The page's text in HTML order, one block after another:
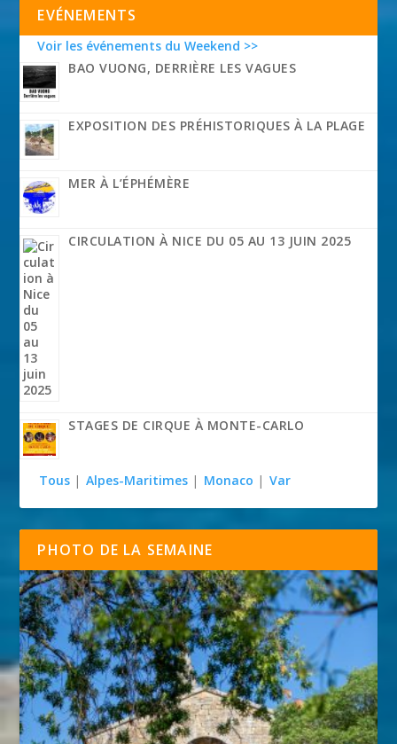
EVÉNEMENTS
Voir les événements du Weekend >>
BAO VUONG, DERRIÈRE LES VAGUES
EXPOSITION DES PRÉHISTORIQUES À LA PLAGE
MER À L’ÉPHÉMÈRE
CIRCULATION À NICE DU 05 AU 13 JUIN 2025
STAGES DE CIRQUE À MONTE-CARLO
Tous | Alpes-Maritimes | Monaco | Var
PHOTO DE LA SEMAINE